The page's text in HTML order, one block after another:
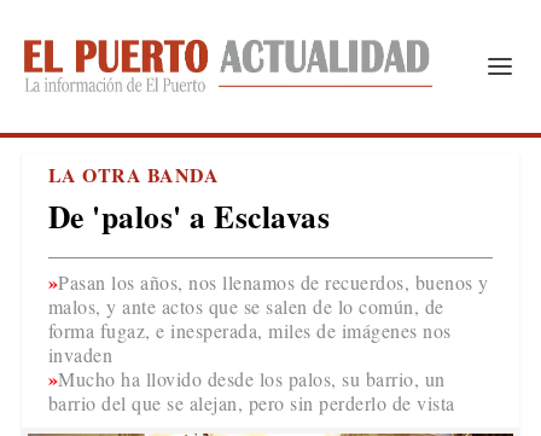
LA OTRA BANDA
De 'palos' a Esclavas
Pasan los años, nos llenamos de recuerdos, buenos y
malos, y ante actos que se salen de lo común, de
forma fugaz, e inesperada, miles de imágenes nos
invaden
Mucho ha llovido desde los palos, su barrio, un
barrio del que se alejan, pero sin perderlo de vista